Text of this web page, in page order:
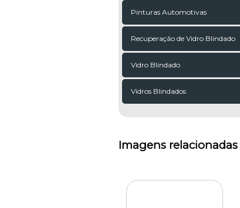
Pinturas Automotivas
Recuperação de Vidro Blindado
Vidro Blindado
Vidros Blindados
Imagens relacionadas